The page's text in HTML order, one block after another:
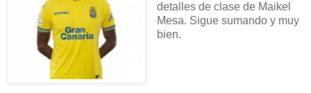
detalles de clase de Maikel
Mesa. Sigue sumando y muy
bien.